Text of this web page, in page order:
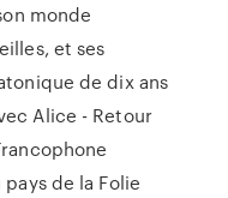
monde
et ses
de dix ans
Alice - Retour
pays de la Folie